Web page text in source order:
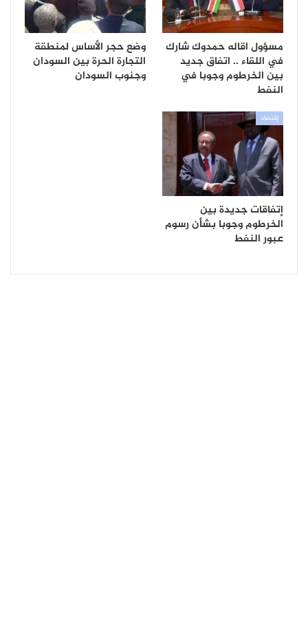
مسؤول اقاله حمدوك شارك
في اللقاء .. اتفاق جديد
بين الخرطوم وجوبا في
النفط
وضع حجر الأساس لمنطقة
التجارة الحرة بين السودان
وجنوب السودان
إقتصاد
إتفاقات جديدة بين
الخرطوم وجوبا بشأن رسوم
عبور النفط